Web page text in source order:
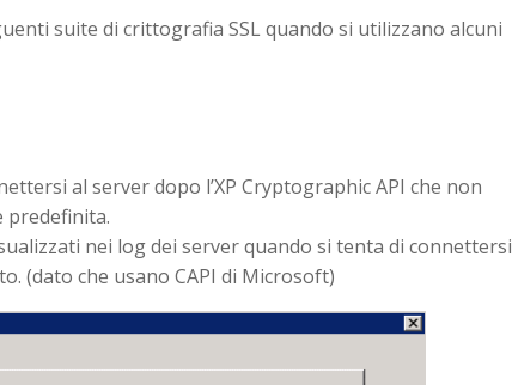
suite di crittografia SSL quando si utilizzano alcuni
al server dopo l’XP Cryptographic API che non
predefinita.
nei log dei server quando si tenta di connettersi
(dato che usano CAPI di Microsoft)